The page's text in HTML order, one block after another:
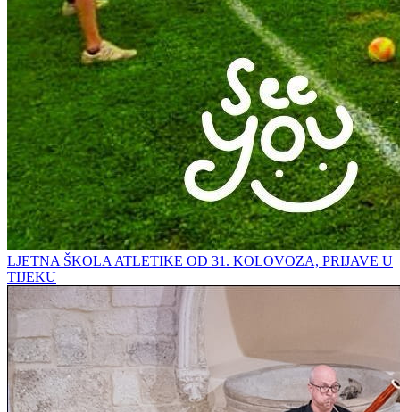
LJETNA ŠKOLA ATLETIKE OD 31. KOLOVOZA, PRIJAVE U
TIJEKU